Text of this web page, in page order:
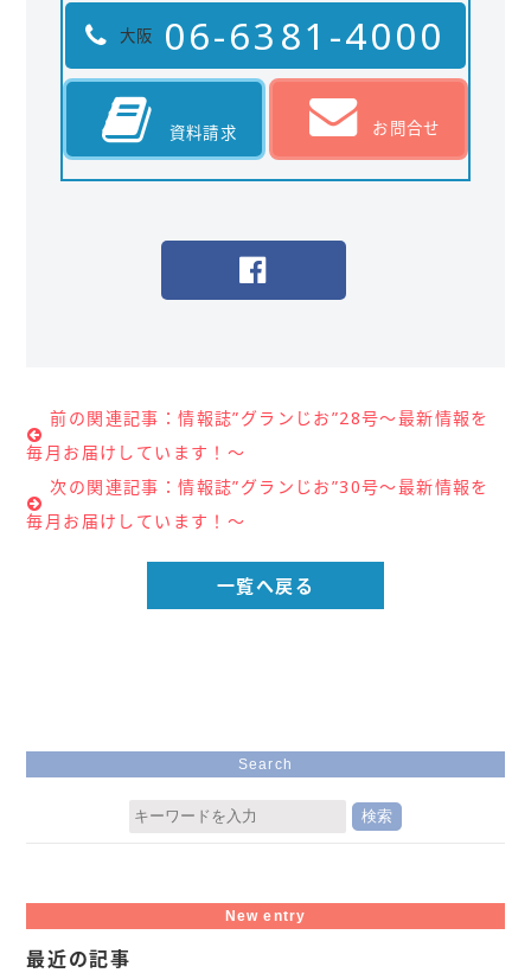
大阪 06-6381-4000
資料請求 お問合せ
前の関連記事：情報誌”グランじお”28号～最新情報を
毎月お届けしています！～
次の関連記事：情報誌”グランじお”30号～最新情報を
毎月お届けしています！～
一覧へ戻る
Search
New entry
最近の記事